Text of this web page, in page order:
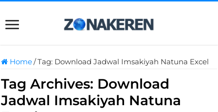
Home/Tag: Download Jadwal Imsakiyah Natuna Excel
Tag Archives: Download
Jadwal Imsakiyah Natuna